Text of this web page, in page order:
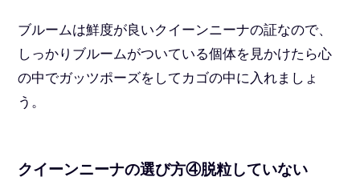
ブルームは鮮度が良いクイーンニーナの証なので、
しっかりブルームがついている個体を見かけたら心
の中でガッツポーズをしてカゴの中に入れましょ
う。
クイーンニーナの選び方④脱粒していない